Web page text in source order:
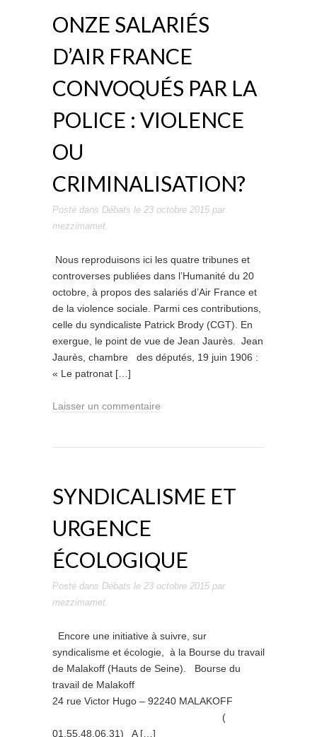
ONZE SALARIÉS
D’AIR FRANCE
CONVOQUÉS PAR LA
POLICE : VIOLENCE
OU
CRIMINALISATION?
Posté dans Débats le 23 octobre 2015 par
mezzimamet.
Nous reproduisons ici les quatre tribunes et
controverses publiées dans l’Humanité du 20
octobre, à propos des salariés d’Air France et
de la violence sociale. Parmi ces contributions,
celle du syndicaliste Patrick Brody (CGT). En
exergue, le point de vue de Jean Jaurès. Jean
Jaurès, chambre des députés, 19 juin 1906 :
« Le patronat […]
Laisser un commentaire
SYNDICALISME ET
URGENCE
ÉCOLOGIQUE
Posté dans Débats le 23 octobre 2015 par
mezzimamet.
Encore une initiative à suivre, sur
syndicalisme et écologie, à la Bourse du travail
de Malakoff (Hauts de Seine). Bourse du
travail de Malakoff
24 rue Victor Hugo – 92240 MALAKOFF
(
01.55.48.06.31) A […]